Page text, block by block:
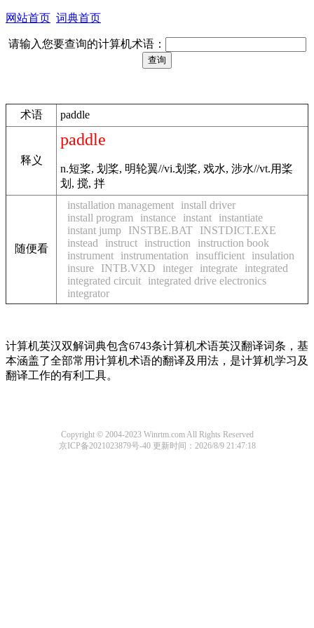
网站首页 词典首页
请输入您要查询的计算机术语：
术语 paddle
释义
paddle
n.短桨, 划桨, 明轮翼//vi.划桨, 戏水, 涉水//vt.用桨
划, 搅, 拌
随便看
installation management
install driver
install program
instance instant
instantiate
instant jump
INSTBE.BAT
INSTDICT.EXE
instead
instruct instruction
instruction book
instrument
instrumentation insufficient
insulation
insure
INTB.VXD integer integrate
integrated
integrated circuit
integrated drive electronics
integrator
计算机英汉双解词典包含6743条计算机术语英汉翻译词条，基
本涵盖了全部常用计算机术语的翻译及用法，是计算机学习及
翻译工作的有利工具。
Copyright © 2004-2023 Winrtm.com All Rights Reserved
京ICP备2021023879号-40 更新时间：2026/8/9 21:47:18